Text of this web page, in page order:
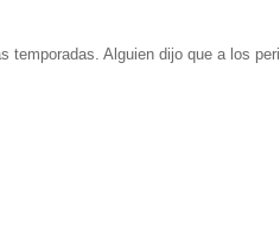
Alguien dijo que a los